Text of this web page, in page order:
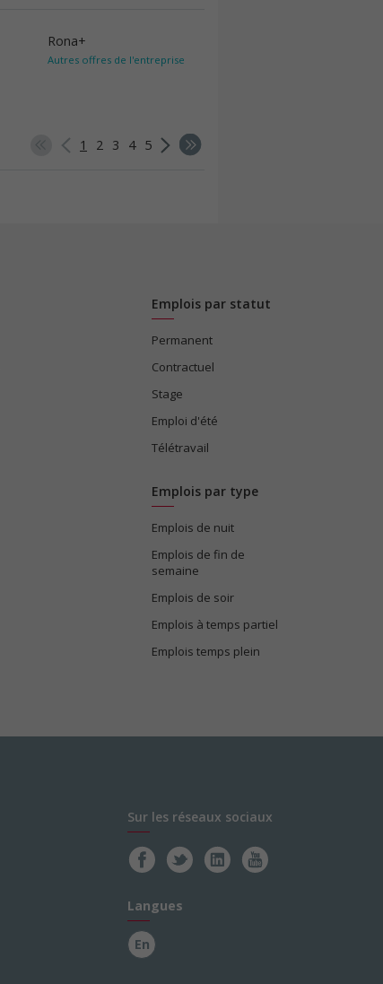
Rona+
Autres offres de l'entreprise
1 2 3 4 5
Emplois par statut
Permanent
Contractuel
Stage
Emploi d'été
Télétravail
Emplois par type
Emplois de nuit
Emplois de fin de
semaine
Emplois de soir
Emplois à temps partiel
Emplois temps plein
Sur les réseaux sociaux
Langues
En